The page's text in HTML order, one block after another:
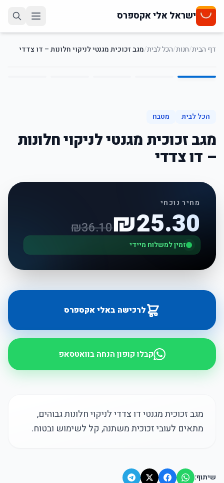
ישראל אלי אקספרס
דף הבית/חנות/הכל לבית/מגב זכוכית מגנטי לניקוי חלונות – דו צדדי
1
/
5
הכל לבית מטבח
מגב זכוכית מגנטי לניקוי חלונות
– דו צדדי
מחיר נוכחי
₪25.30
₪36.10
זמין למשלוח מיידי
לרכישה באלי אקספרס
קבלו קופון הנחה בוואטסאפ
מגב זכוכית מגנטי דו צדדי לניקוי חלונות גבוהים,
מתאים לעובי זכוכית משתנה, קל לשימוש ובטוח.
שיתוף: